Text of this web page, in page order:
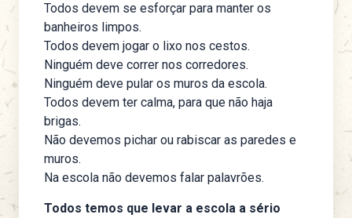
Todos devem se esforçar para manter os
banheiros limpos.
Todos devem jogar o lixo nos cestos.
Ninguém deve correr nos corredores.
Ninguém deve pular os muros da escola.
Todos devem ter calma, para que não haja
brigas.
Não devemos pichar ou rabiscar as paredes e
muros.
Na escola não devemos falar palavrões.
Todos temos que levar a escola a sério